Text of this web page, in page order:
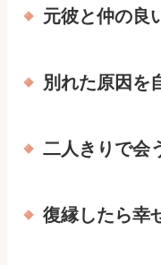
元彼と仲の良
別れた原因を
二人きりで会
復縁したら幸